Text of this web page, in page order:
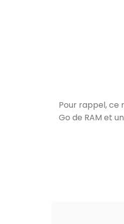
Pour rappel, ce
Go de RAM et